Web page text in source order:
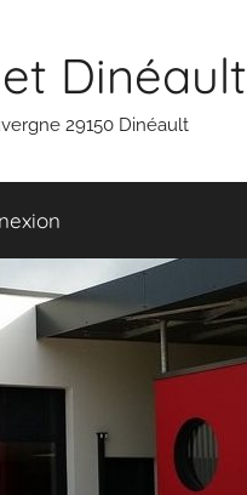
Dinéault
29150 Dinéault